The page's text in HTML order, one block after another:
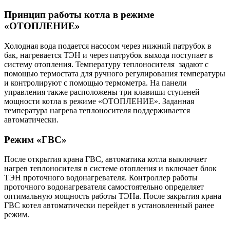
Принцип работы котла в режиме
«ОТОПЛЕНИЕ»
Холодная вода подается насосом через нижний патрубок в
бак, нагревается ТЭН и через патрубок выхода поступает в
систему отопления. Температуру теплоносителя задают с
помощью термостата для ручного регулирования температуры
и контролируют с помощью термометра. На панели
управления также расположены три клавиши ступеней
мощности котла в режиме «ОТОПЛЕНИЕ». Заданная
температура нагрева теплоносителя поддерживается
автоматически.
Режим «ГВС»
После открытия крана ГВС, автоматика котла выключает
нагрев теплоносителя в системе отопления и включает блок
ТЭН проточного водонагревателя. Контроллер работы
проточного водонагревателя самостоятельно определяет
оптимальную мощность работы ТЭНа. После закрытия крана
ГВС котел автоматически перейдет в установленный ранее
режим.